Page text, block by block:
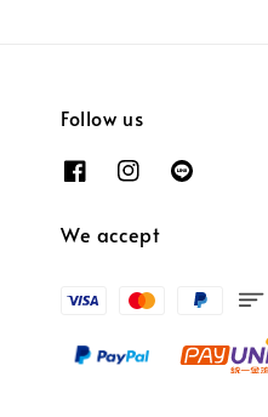
Follow us
We accept